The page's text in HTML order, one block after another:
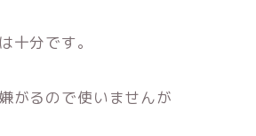
十分です。
がるので使いませんが